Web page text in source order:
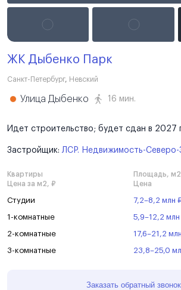
ЖК Дыбенко Парк
Санкт-Петербург, Невский
Улица Дыбенко 16 мин.
Идет строительство; будет сдан в 2027
Застройщик:ЛСР. Недвижимость-Северо-
Квартиры
Площадь, м2
Цена за м2, ₽
Цена
Студии 7,2–8,2 млн
1-комнатные 5,9–12,2 млн
2-комнатные 17,6–21,2
3-комнатные 23,8–25,0
Заказать обратный звонок